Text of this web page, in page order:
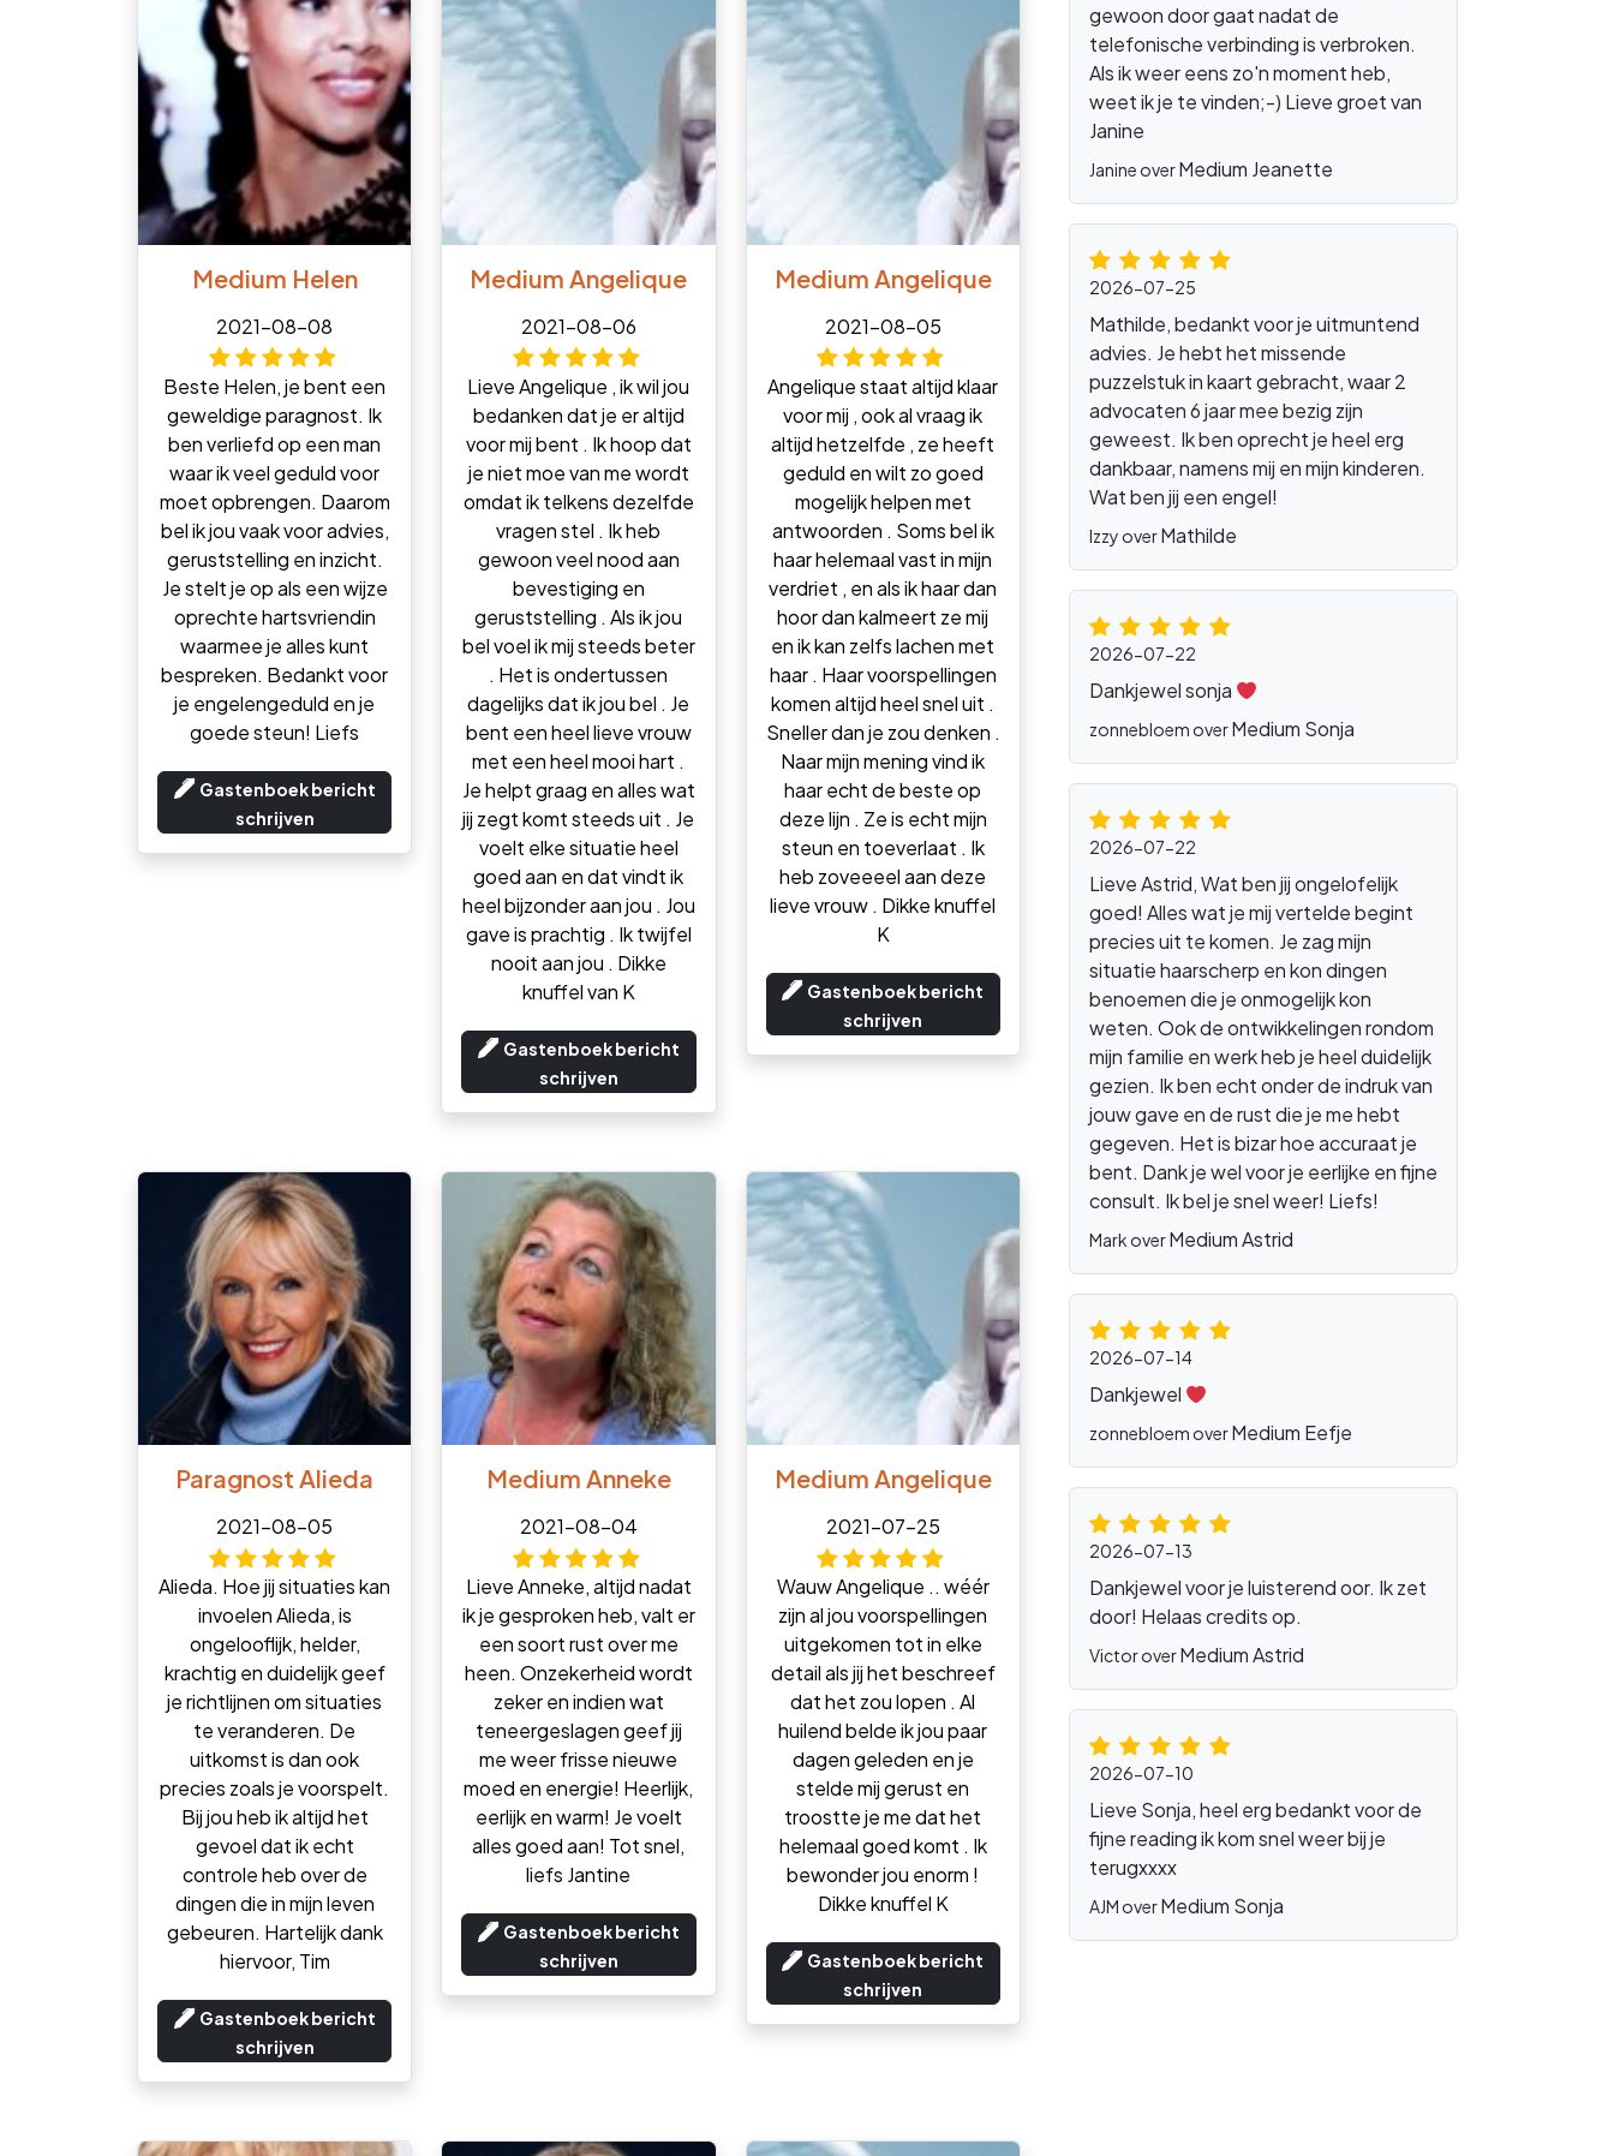
Medium Helen
2021-08-08
Beste Helen, je bent een
geweldige paragnost. Ik
ben verliefd op een man
waar ik veel geduld voor
moet opbrengen. Daarom
bel ik jou vaak voor advies,
geruststelling en inzicht.
Je stelt je op als een wijze
oprechte hartsvriendin
waarmee je alles kunt
bespreken. Bedankt voor
je engelengeduld en je
goede steun! Liefs
Gastenboek bericht
schrijven
Medium Angelique
2021-08-06
Lieve Angelique , ik wil jou
bedanken dat je er altijd
voor mij bent . Ik hoop dat
je niet moe van me wordt
omdat ik telkens dezelfde
vragen stel . Ik heb
gewoon veel nood aan
bevestiging en
geruststelling . Als ik jou
bel voel ik mij steeds beter
. Het is ondertussen
dagelijks dat ik jou bel . Je
bent een heel lieve vrouw
met een heel mooi hart .
Je helpt graag en alles wat
jij zegt komt steeds uit . Je
voelt elke situatie heel
goed aan en dat vindt ik
heel bijzonder aan jou . Jou
gave is prachtig . Ik twijfel
nooit aan jou . Dikke
knuffel van K
Gastenboek bericht
schrijven
Medium Angelique
2021-08-05
Angelique staat altijd klaar
voor mij , ook al vraag ik
altijd hetzelfde , ze heeft
geduld en wilt zo goed
mogelijk helpen met
antwoorden . Soms bel ik
haar helemaal vast in mijn
verdriet , en als ik haar dan
hoor dan kalmeert ze mij
en ik kan zelfs lachen met
haar . Haar voorspellingen
komen altijd heel snel uit .
Sneller dan je zou denken .
Naar mijn mening vind ik
haar echt de beste op
deze lijn . Ze is echt mijn
steun en toeverlaat . Ik
heb zoveeeel aan deze
lieve vrouw . Dikke knuffel
K
Gastenboek bericht
schrijven
Paragnost Alieda
2021-08-05
Alieda. Hoe jij situaties kan
invoelen Alieda, is
ongelooflijk, helder,
krachtig en duidelijk geef
je richtlijnen om situaties
te veranderen. De
uitkomst is dan ook
precies zoals je voorspelt.
Bij jou heb ik altijd het
gevoel dat ik echt
controle heb over de
dingen die in mijn leven
gebeuren. Hartelijk dank
hiervoor, Tim
Gastenboek bericht
schrijven
Medium Anneke
2021-08-04
Lieve Anneke, altijd nadat
ik je gesproken heb, valt er
een soort rust over me
heen. Onzekerheid wordt
zeker en indien wat
teneergeslagen geef jij
me weer frisse nieuwe
moed en energie! Heerlijk,
eerlijk en warm! Je voelt
alles goed aan! Tot snel,
liefs Jantine
Gastenboek bericht
schrijven
Medium Angelique
2021-07-25
Wauw Angelique .. wéér
zijn al jou voorspellingen
uitgekomen tot in elke
detail als jij het beschreef
dat het zou lopen . Al
huilend belde ik jou paar
dagen geleden en je
stelde mij gerust en
troostte je me dat het
helemaal goed komt . Ik
bewonder jou enorm !
Dikke knuffel K
Gastenboek bericht
schrijven
gewoon door gaat nadat de
telefonische verbinding is verbroken.
Als ik weer eens zo'n moment heb,
weet ik je te vinden;-) Lieve groet van
Janine
Janine overMedium Jeanette
2026-07-25
Mathilde, bedankt voor je uitmuntend
advies. Je hebt het missende
puzzelstuk in kaart gebracht, waar 2
advocaten 6 jaar mee bezig zijn
geweest. Ik ben oprecht je heel erg
dankbaar, namens mij en mijn kinderen.
Wat ben jij een engel!
Izzy overMathilde
2026-07-22
Dankjewel sonja
zonnebloem overMedium Sonja
2026-07-22
Lieve Astrid, Wat ben jij ongelofelijk
goed! Alles wat je mij vertelde begint
precies uit te komen. Je zag mijn
situatie haarscherp en kon dingen
benoemen die je onmogelijk kon
weten. Ook de ontwikkelingen rondom
mijn familie en werk heb je heel duidelijk
gezien. Ik ben echt onder de indruk van
jouw gave en de rust die je me hebt
gegeven. Het is bizar hoe accuraat je
bent. Dank je wel voor je eerlijke en fijne
consult. Ik bel je snel weer! Liefs!
Mark overMedium Astrid
2026-07-14
Dankjewel
zonnebloem overMedium Eefje
2026-07-13
Dankjewel voor je luisterend oor. Ik zet
door! Helaas credits op.
Victor overMedium Astrid
2026-07-10
Lieve Sonja, heel erg bedankt voor de
fijne reading ik kom snel weer bij je
terugxxxx
AJM overMedium Sonja